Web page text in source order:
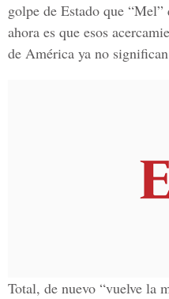
golpe de Estado que
ahora es que esos
de América ya no
Total, de nuevo “vuelve la